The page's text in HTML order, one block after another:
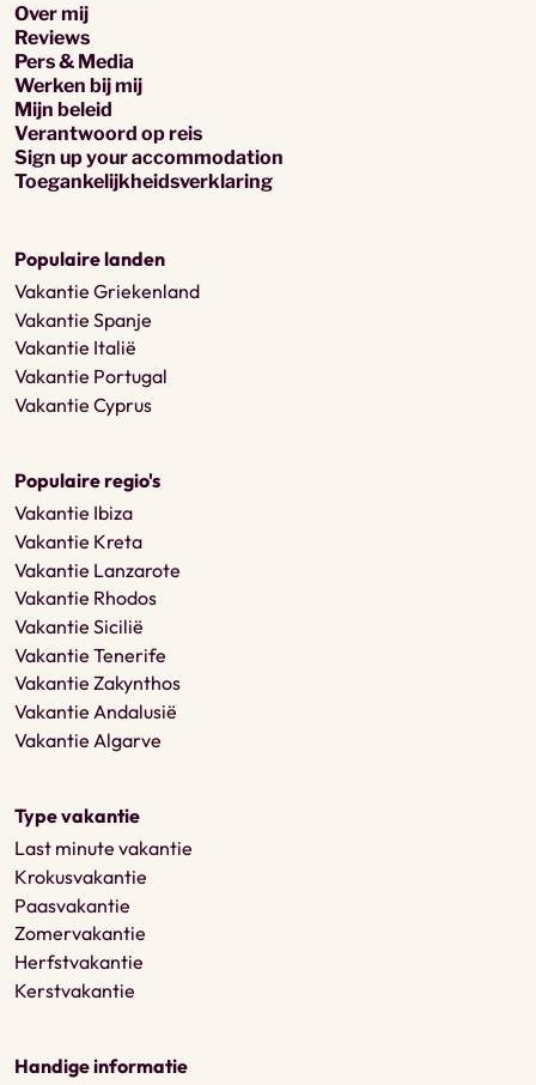
Over mij
Reviews
Pers & Media
Werken bij mij
Mijn beleid
Verantwoord op reis
Sign up your accommodation
Toegankelijkheidsverklaring
Populaire landen
Vakantie Griekenland
Vakantie Spanje
Vakantie Italië
Vakantie Portugal
Vakantie Cyprus
Populaire regio's
Vakantie Ibiza
Vakantie Kreta
Vakantie Lanzarote
Vakantie Rhodos
Vakantie Sicilië
Vakantie Tenerife
Vakantie Zakynthos
Vakantie Andalusië
Vakantie Algarve
Type vakantie
Last minute vakantie
Krokusvakantie
Paasvakantie
Zomervakantie
Herfstvakantie
Kerstvakantie
Handige informatie